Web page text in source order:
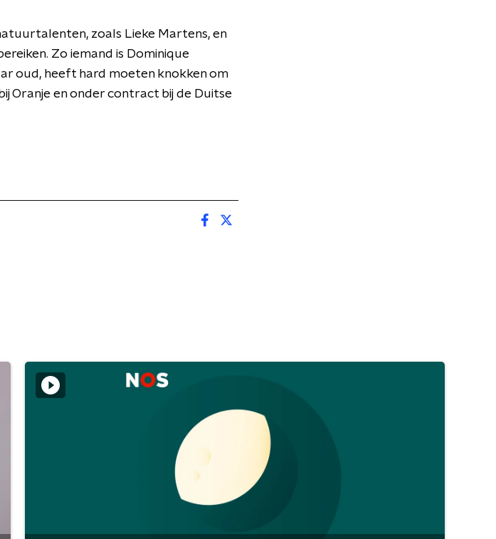
zoals Lieke Martens, en
Zo iemand is Dominique
oud, heeft hard moeten knokken om
Oranje en onder contract bij de Duitse